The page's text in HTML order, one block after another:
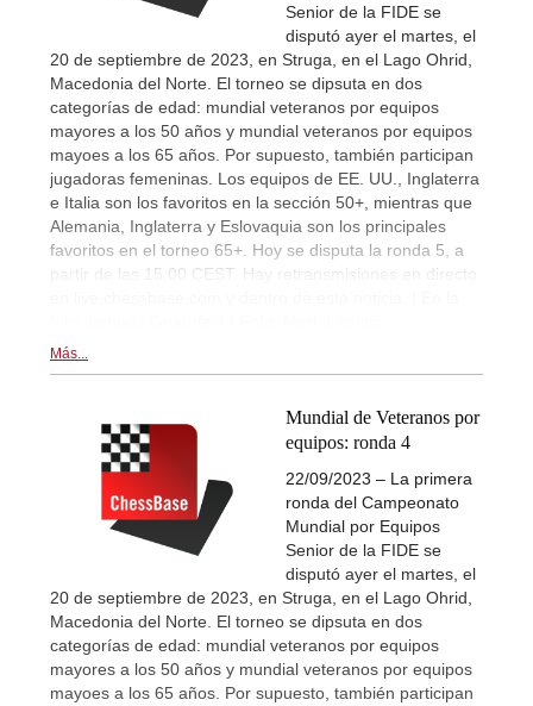
Senior de la FIDE se
disputó ayer el martes, el
20 de septiembre de 2023, en Struga, en el Lago Ohrid,
Macedonia del Norte. El torneo se dipsuta en dos
categorías de edad: mundial veteranos por equipos
mayores a los 50 años y mundial veteranos por equipos
mayoes a los 65 años. Por supuesto, también participan
jugadoras femeninas. Los equipos de EE. UU., Inglaterra
e Italia son los favoritos en la sección 50+, mientras que
Alemania, Inglaterra y Eslovaquia son los principales
favoritos en el torneo 65+. Hoy se disputa la ronda 5, a
partir de las 15:00 CEST. Hay retransmisiones en directo
Más...
Mundial de Veteranos por
equipos: ronda 4
22/09/2023 – La primera
ronda del Campeonato
Mundial por Equipos
Senior de la FIDE se
disputó ayer el martes, el
20 de septiembre de 2023, en Struga, en el Lago Ohrid,
Macedonia del Norte. El torneo se dipsuta en dos
categorías de edad: mundial veteranos por equipos
mayores a los 50 años y mundial veteranos por equipos
mayoes a los 65 años. Por supuesto, también participan